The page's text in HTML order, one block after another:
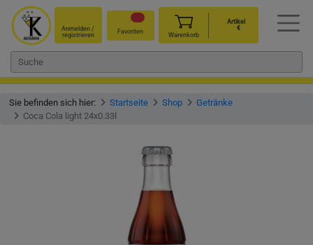
Anmelden /
registrieren
Favoriten Warenkorb
Artikel
€
Sie befinden sich hier: Startseite Shop
Getränke
Coca Cola light 24x0.33l